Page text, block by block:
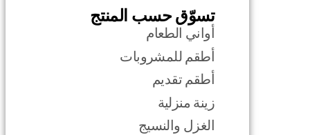
تسوّق حسب المنتج
أواني الطعام
أطقم للمشروبات
أطقم تقديم
زينة منزلية
الغزل والنسيج